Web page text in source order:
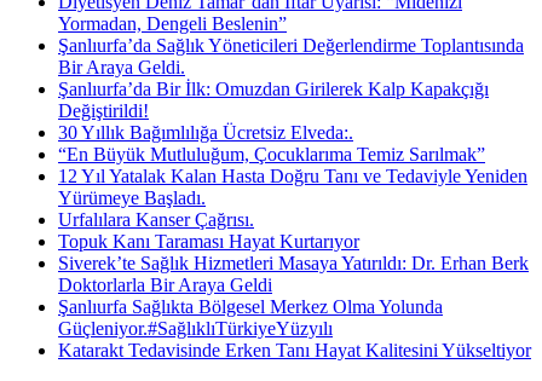
Yormadan, Dengeli Beslenin”
Şanlıurfa’da Sağlık Yöneticileri Değerlendirme Toplantısında
Bir Araya Geldi.
Şanlıurfa’da Bir İlk: Omuzdan Girilerek Kalp Kapakçığı
Değiştirildi!
30 Yıllık Bağımlılığa Ücretsiz Elveda:.
“En Büyük Mutluluğum, Çocuklarıma Temiz Sarılmak”
12 Yıl Yatalak Kalan Hasta Doğru Tanı ve Tedaviyle Yeniden
Yürümeye Başladı.
Urfalılara Kanser Çağrısı.
Topuk Kanı Taraması Hayat Kurtarıyor
Siverek’te Sağlık Hizmetleri Masaya Yatırıldı: Dr. Erhan Berk
Doktorlarla Bir Araya Geldi
Şanlıurfa Sağlıkta Bölgesel Merkez Olma Yolunda
Güçleniyor.#SağlıklıTürkiyeYüzyılı
Katarakt Tedavisinde Erken Tanı Hayat Kalitesini Yükseltiyor